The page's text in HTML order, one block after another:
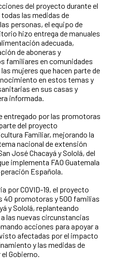
del proyecto durante el
las medidas de
personas, el equipo de
hizo entrega de manuales
adecuada,
de aboneras y
familiares en comunidades
mujeres que hacen parte de
en estos temas y
en sus casas y
informada.
entregado por las promotoras
del proyecto
Familiar, mejorando la
nacional de extensión
José Chacayá y Sololá, del
implementa FAO Guatemala
Española.
por COVID-19, el proyecto
40 promotoras y 500 familias
y Sololá, replanteando
las nuevas circunstancias
acciones para apoyar a
afectadas por el impacto
y las medidas de
Gobierno.